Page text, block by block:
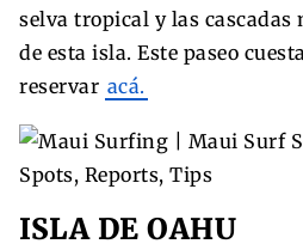
selva tropical y las
de esta isla. Este paseo
reservar acá.
ISLA DE OAHU